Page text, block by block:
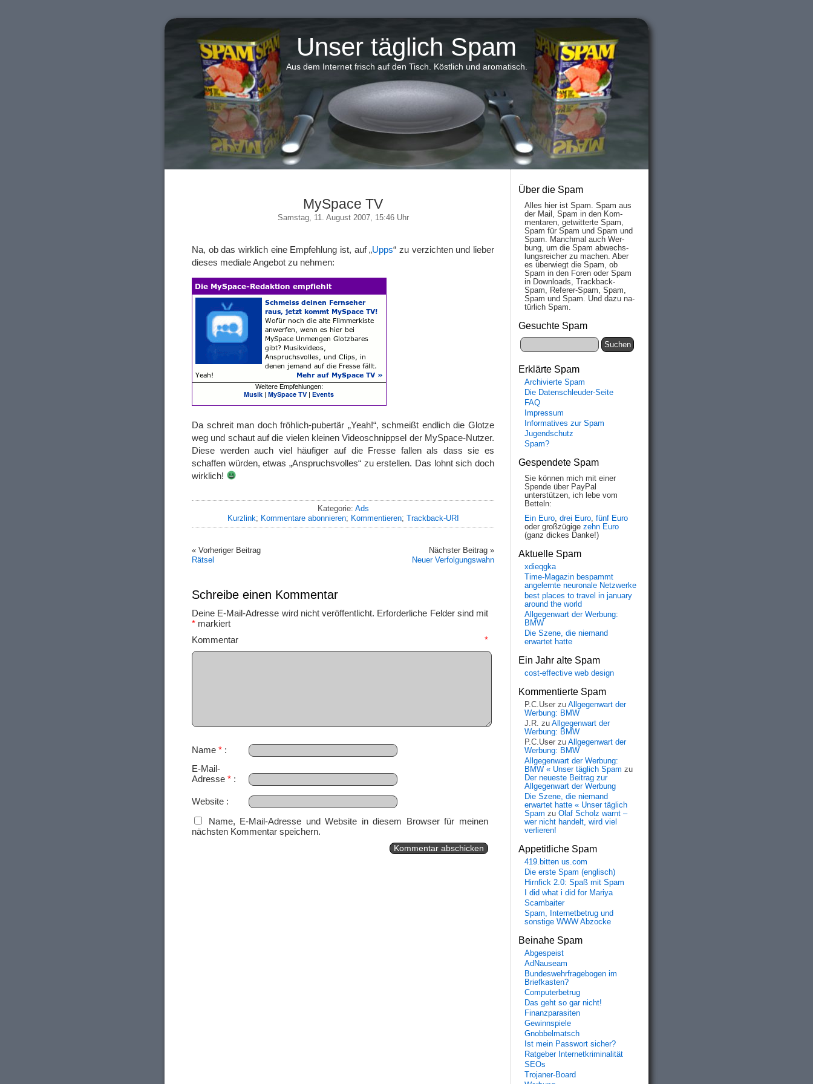
Unser täglich Spam
Aus dem Internet frisch auf den Tisch. Köstlich und aromatisch.
MySpace TV
Samstag, 11. August 2007, 15:46 Uhr
Na, ob das wirklich eine Empfehlung ist, auf „Upps“ zu verzichten und lieber
dieses mediale Angebot zu nehmen:
Da schreit man doch fröhlich-pubertär „Yeah!“, schmeißt endlich die Glotze
weg und schaut auf die vielen kleinen Videoschnippsel der MySpace-Nutzer.
Diese werden auch viel häufiger auf die Fresse fallen als dass sie es
schaffen würden, etwas „Anspruchsvolles“ zu erstellen. Das lohnt sich doch
wirklich!
Kategorie: Ads
Kurzlink; Kommentare abonnieren; Kommentieren; Trackback-URI
« Vorheriger Beitrag
Rätsel
Nächster Beitrag »
Neuer Verfolgungswahn
Schreibe einen Kommentar
Deine E-Mail-Adresse wird nicht veröffentlicht. Erforderliche Felder sind mit
* markiert
Kommentar *
Name *
E-Mail-
Adresse *
Website
Name, E-Mail-Adresse und Website in diesem Browser für meinen
nächsten Kommentar speichern.
Über die Spam
Alles hier ist Spam. Spam aus
der Mail, Spam in den Kom­
men­taren, ge­twit­ter­te Spam,
Spam für Spam und Spam und
Spam. Manch­mal auch Wer­
bung, um die Spam ab­wechs­
lungs­reich­er zu mach­en. Aber
es über­wiegt die Spam, ob
Spam in den Fo­ren oder Spam
in Down­loads, Track­back-
Spam, Re­fe­rer-Spam, Spam,
Spam und Spam. Und da­zu na­
tür­lich Spam.
Gesuchte Spam
Erklärte Spam
Archivierte Spam
Die Datenschleuder-Seite
FAQ
Impressum
Informatives zur Spam
Jugendschutz
Spam?
Gespendete Spam
Sie können mich mit einer
Spende über PayPal
unterstützen, ich lebe vom
Betteln:
Ein Euro, drei Euro, fünf Euro
oder großzügige zehn Euro
(ganz dickes Danke!)
Aktuelle Spam
xdieqgka
Time-Magazin bespammt
angelernte neuronale Netzwerke
best places to travel in january
around the world
Allgegenwart der Werbung:
BMW
Die Szene, die niemand
erwartet hatte
Ein Jahr alte Spam
cost-effective web design
Kommentierte Spam
P.C.User zu Allgegenwart der
Werbung: BMW
J.R. zu Allgegenwart der
Werbung: BMW
P.C.User zu Allgegenwart der
Werbung: BMW
Allgegenwart der Werbung:
BMW « Unser täglich Spam zu
Der neueste Beitrag zur
Allgegenwart der Werbung
Die Szene, die niemand
erwartet hatte « Unser täglich
Spam zu Olaf Scholz warnt –
wer nicht handelt, wird viel
verlieren!
Appetitliche Spam
419.bitten us.com
Die erste Spam (englisch)
Hirnfick 2.0: Spaß mit Spam
I did what i did for Mariya
Scambaiter
Spam, Internetbetrug und
sonstige WWW Abzocke
Beinahe Spam
Abgespeist
AdNauseam
Bundeswehrfragebogen im
Briefkasten?
Computerbetrug
Das geht so gar nicht!
Finanzparasiten
Gewinnspiele
Gnobbelmatsch
Ist mein Passwort sicher?
Ratgeber Internetkriminalität
SEOs
Trojaner-Board